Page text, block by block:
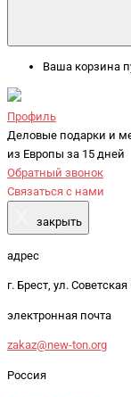
Ваша корзина
Профиль
Деловые подарки и
из Европы за 15 дней
Обратный звонок
Связаться с нами
закрыть
адрес
г. Брест, ул.
электронная почта
zakaz@new-ton.org
Россия